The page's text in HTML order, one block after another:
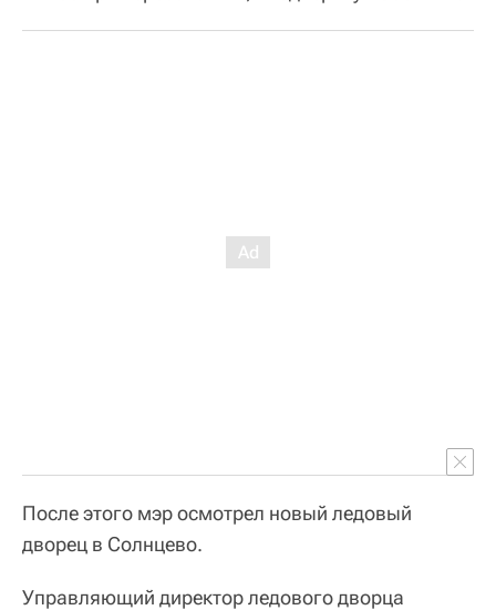
После этого мэр осмотрел новый ледовый
дворец в Солнцево.
Управляющий директор ледового дворца